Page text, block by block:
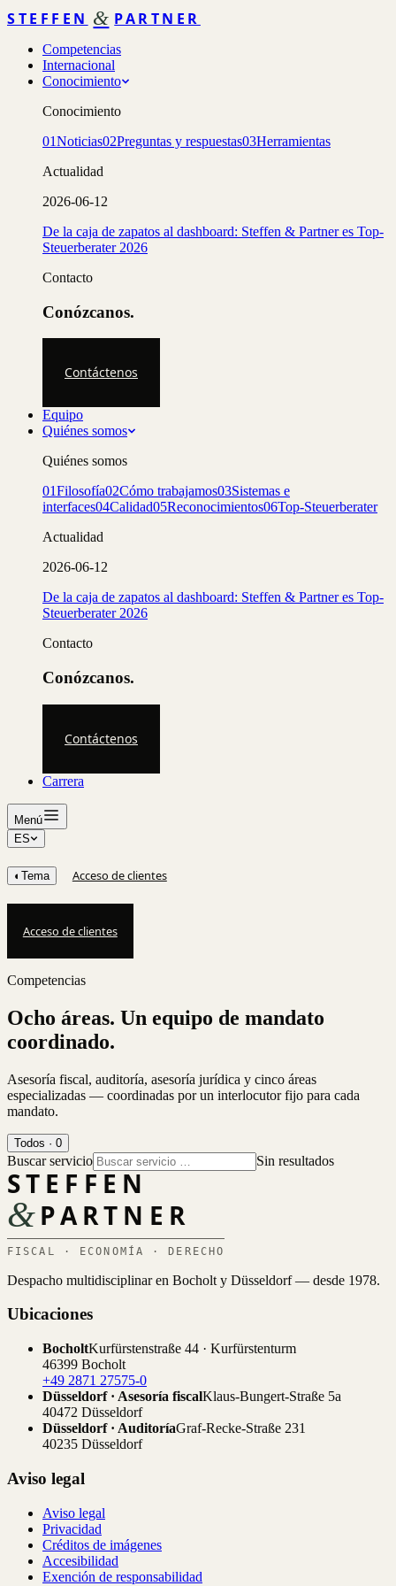
STEFFEN & PARTNER
Competencias
Internacional
Conocimiento
Conocimiento
01Noticias02Preguntas y respuestas03Herramientas
Actualidad
2026-06-12
De la caja de zapatos al dashboard: Steffen & Partner es Top-
Steuerberater 2026
Contacto
Conózcanos.
Contáctenos
Equipo
Quiénes somos
Quiénes somos
01Filosofía02Cómo trabajamos03Sistemas e
interfaces04Calidad05Reconocimientos06Top-Steuerberater
Actualidad
2026-06-12
De la caja de zapatos al dashboard: Steffen & Partner es Top-
Steuerberater 2026
Contacto
Conózcanos.
Contáctenos
Carrera
Menú
ES
◐ Tema Acceso de clientes
Acceso de clientes
Competencias
Ocho áreas. Un equipo de mandato
coordinado.
Asesoría fiscal, auditoría, asesoría jurídica y cinco áreas
especializadas — coordinadas por un interlocutor fijo para cada
mandato.
Todos · 0
Buscar servicio Sin resultados
STEFFEN
&PARTNER
FISCAL · ECONOMÍA · DERECHO
Despacho multidisciplinar en Bocholt y Düsseldorf — desde 1978.
Ubicaciones
BocholtKurfürstenstraße 44 · Kurfürstenturm
46399 Bocholt
+49 2871 27575-0
Düsseldorf · Asesoría fiscalKlaus-Bungert-Straße 5a
40472 Düsseldorf
Düsseldorf · AuditoríaGraf-Recke-Straße 231
40235 Düsseldorf
Aviso legal
Aviso legal
Privacidad
Créditos de imágenes
Accesibilidad
Exención de responsabilidad